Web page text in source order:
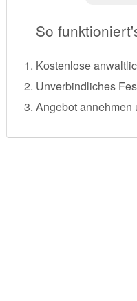
So
Kostenlose
Unverbindliches
Angebot annehmen